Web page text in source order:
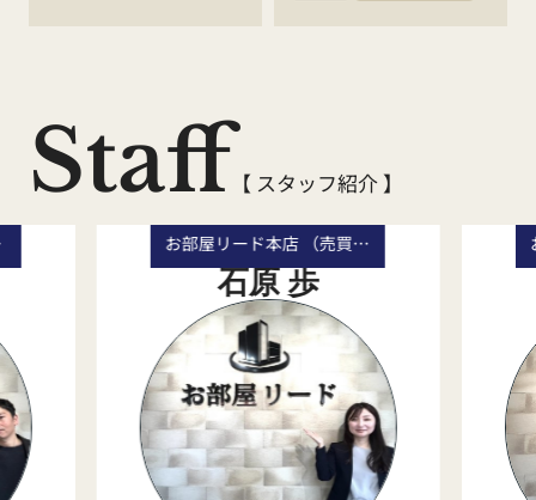
Staff 【 スタッフ紹介 】
） お部屋リード本店 （売買事業部 主任）
石原 歩